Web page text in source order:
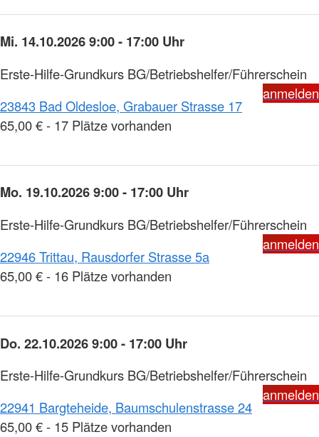
Mi. 14.10.2026 9:00 - 17:00 Uhr
Erste-Hilfe-Grundkurs BG/Betriebshelfer/Führerschein
anmelden
23843 Bad Oldesloe, Grabauer Strasse 17
65,00 € - 17 Plätze vorhanden
Mo. 19.10.2026 9:00 - 17:00 Uhr
Erste-Hilfe-Grundkurs BG/Betriebshelfer/Führerschein
anmelden
22946 Trittau, Rausdorfer Strasse 5a
65,00 € - 16 Plätze vorhanden
Do. 22.10.2026 9:00 - 17:00 Uhr
Erste-Hilfe-Grundkurs BG/Betriebshelfer/Führerschein
anmelden
22941 Bargteheide, Baumschulenstrasse 24
65,00 € - 15 Plätze vorhanden